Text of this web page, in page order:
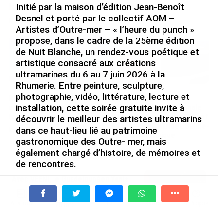
le nickel et le Pacifique
le 08/08/2026
Rapport 2025 de l’Ifremer :
un engagement décisif dans
les Outre-mer
le 07/08/2026
De Messi à Trump :
l’expérience internationale
du Martiniquais Benoît Etinof
au service du Karibea Sainte-
Luce en Martinique
le 07/08/2026
Foy entend participer au
développement tourist...
À la une Tv Radio A Propos
Initié par la maison d’édition Jean-Benoît
Desnel et porté par le collectif AOM –
Artistes d’Outre-mer – « l’heure du punch »
propose, dans le cadre de la 25ème édition
de Nuit Blanche, un rendez-vous poétique et
artistique consacré aux créations
ultramarines du 6 au 7 juin 2026 à la
Rhumerie. Entre peinture, sculpture,
photographie, vidéo, littérature, lecture et
installation, cette soirée gratuite invite à
découvrir le meilleur des artistes ultramarins
dans ce haut-lieu lié au patrimoine
gastronomique des Outre- mer, mais
également chargé d’histoire, de mémoires et
de rencontres.
Blanche célèbre la création contemporaine sous
toutes ses formes. Cette manifestation devenue, au